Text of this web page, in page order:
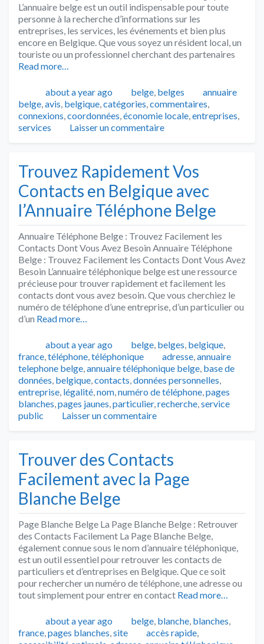
L’annuaire belge est un outil indispensable pour toute
personne à la recherche d’informations sur les
entreprises, les services, les événements et bien plus
encore en Belgique. Que vous soyez un résident local, un
touriste ou un professionnel cherchant des partenaires
Read more…
Publié
about a year ago Catégories
belge, belges Tags
annuaire
belge,avis, belgique,catégories,commentaires,
connexions,coordonnées,économie locale,entreprises,
services
Laisser un commentaire
Trouvez Rapidement Vos
Contacts en Belgique avec
l’Annuaire Téléphone Belge
Annuaire Téléphone Belge : Trouvez Facilement les
Contacts Dont Vous Avez Besoin Annuaire Téléphone
Belge : Trouvez Facilement les Contacts Dont Vous Avez
Besoin L’annuaire téléphonique belge est une ressource
précieuse pour trouver rapidement et facilement les
contacts dont vous avez besoin. Que vous cherchiez le
numéro de téléphone d’une entreprise, d’un particulier ou
d’un Read more…
Publié
about a year ago Catégories
belge, belges, belgique,
france,téléphone,téléphonique Tags
adresse,annuaire
telephone belge,annuaire téléphonique belge, base de
données, belgique,contacts,données personnelles,
entreprise, légalité,nom,numéro de téléphone,pages
blanches,pages jaunes,particulier,recherche,service
public
Laisser un commentaire
Trouver des Contacts
Facilement avec la Page
Blanche Belge
Page Blanche Belge La Page Blanche Belge : Retrouver
des Contacts Facilement La Page Blanche Belge,
également connue sous le nom d’annuaire téléphonique,
est un outil essentiel pour retrouver les contacts de
particuliers et d’entreprises en Belgique. Que ce soit
pour rechercher un numéro de téléphone, une adresse ou
tout simplement pour entrer en contact Read more…
Publié
about a year ago Catégories
belge, blanche, blanches,
france,pages blanches,site Tags
accès rapide,